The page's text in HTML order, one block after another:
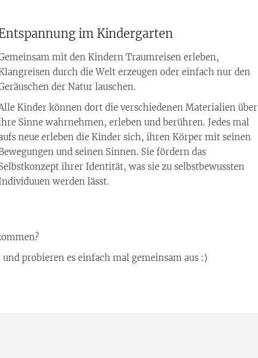
im Kindergarten
mit den Kindern Traumreisen erleben,
durch die Welt erzeugen oder einfach nur den
der Natur lauschen.
Kinder können dort die verschiedenen Materialien über
Sinne wahrnehmen, erleben und berühren. Jedes mal
neue erleben die Kinder sich, ihren Körper mit seinen
und seinen Sinnen. Sie fördern das
ihrer Identität, was sie zu selbstbewussten
werden lässt.
probieren es einfach mal gemeinsam aus :)